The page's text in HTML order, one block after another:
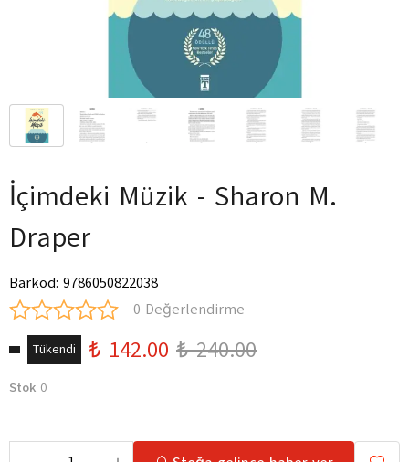
İçimdeki Müzik - Sharon M.
Draper
Barkod: 9786050822038
0 Değerlendirme
Tükendi ₺ 142.00 ₺ 240.00
Stok 0